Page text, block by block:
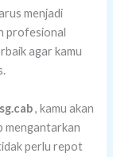
menjadi
profesional
agar kamu
sg.cab, kamu akan
mengantarkan
perlu repot